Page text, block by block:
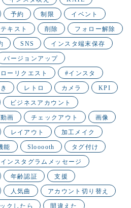
予約 制限 イベント
キスト 削除 フォロー解除
SNS インスタ端末保存
バージョンアップ
ーリクエスト #インスタ
レトロ カメラ KPI
ビジネスアカウント
画 チェックアウト 画像
レイアウト 加工メイク
能 Slooooth タグ付け
インスタグラムメッセージ
年齢認証 支援
人気曲 アカウント切り替え
クしたら 間違えた